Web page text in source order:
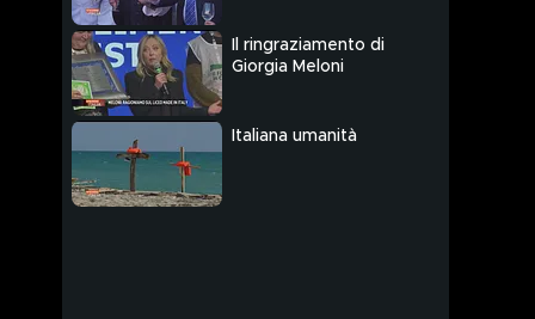
Il ringraziamento di
Giorgia Meloni
Italiana umanità